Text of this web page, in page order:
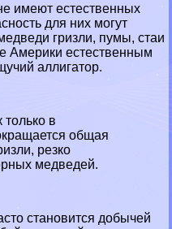
имеют естественных
для них могут
гризли, пумы, стаи
Америки естественным
аллигатор.
только в
общая
резко
медведей.
становится добычей